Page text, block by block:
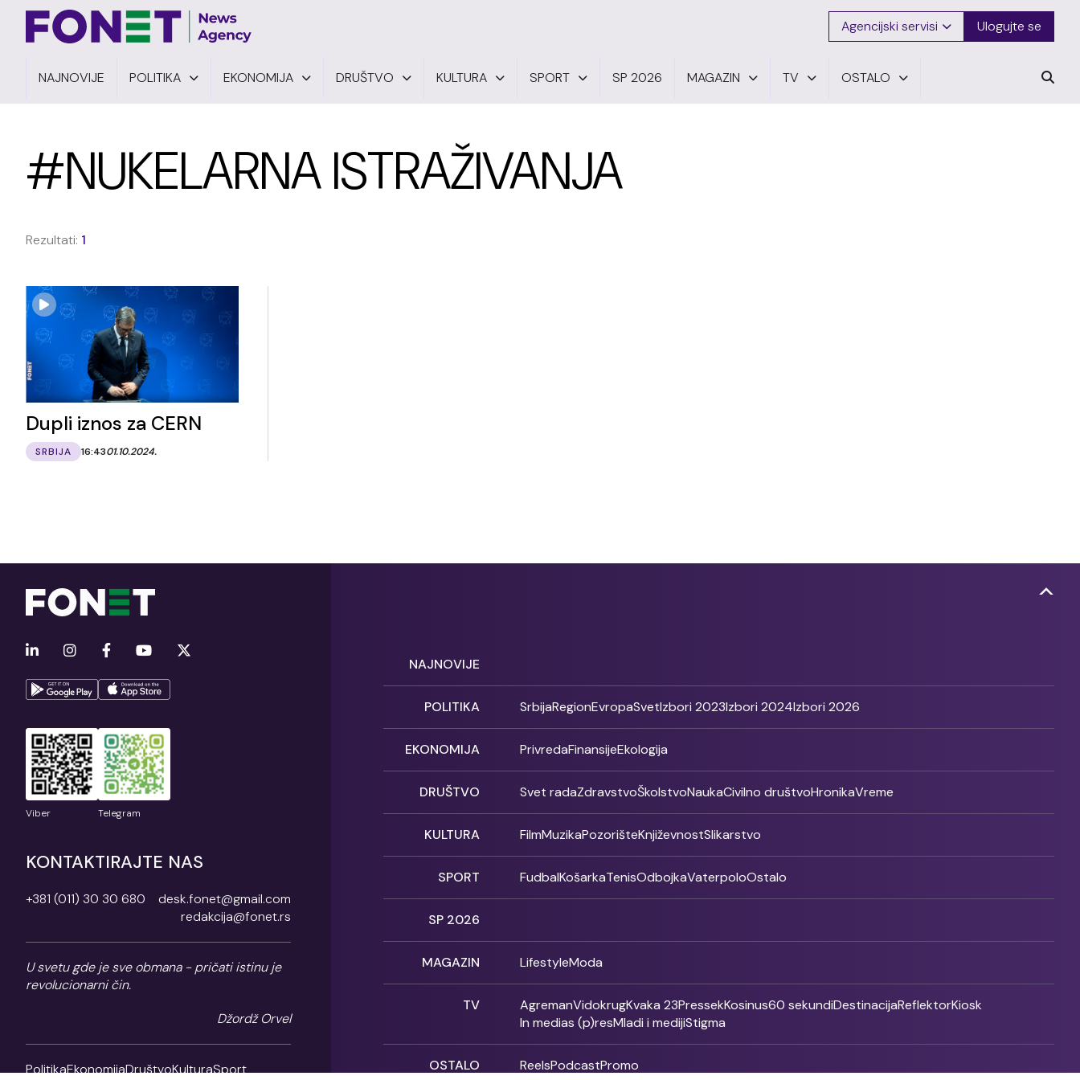
Agencijski servisi Ulogujte se
NAJNOVIJE POLITIKA EKONOMIJA DRUŠTVO KULTURA SPORT SP 2026 MAGAZIN TV OSTALO
#NUKELARNA ISTRAŽIVANJA
Rezultati: 1
Dupli iznos za CERN
SRBIJA 16:4301.10.2024.
Viber Telegram
KONTAKTIRAJTE NAS
+381 (011) 30 30 680
desk.fonet@gmail.com
redakcija@fonet.rs
U svetu gde je sve obmana - pričati istinu je
revolucionarni čin.
Džordž Orvel
PolitikaEkonomijaDruštvoKulturaSport
NAJNOVIJE
POLITIKA SrbijaRegionEvropaSvetIzbori 2023Izbori 2024Izbori 2026
EKONOMIJA PrivredaFinansijeEkologija
DRUŠTVO Svet radaZdravstvoŠkolstvoNaukaCivilno društvoHronikaVreme
KULTURA FilmMuzikaPozorišteKnjiževnostSlikarstvo
SPORT FudbalKošarkaTenisOdbojkaVaterpoloOstalo
SP 2026
MAGAZIN LifestyleModa
TV AgremanVidokrugKvaka 23PressekKosinus60 sekundiDestinacijaReflektorKiosk
In medias (p)resMladi i medijiStigma
OSTALO ReelsPodcastPromo